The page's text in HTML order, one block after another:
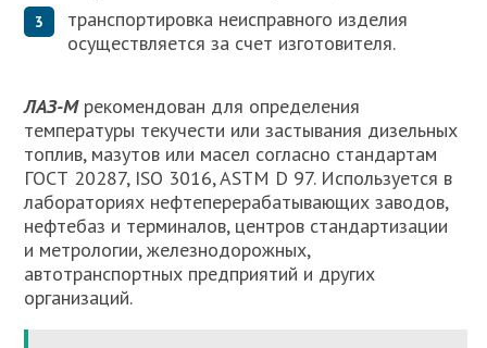
транспортировка неисправного изделия
осуществляется за счет изготовителя.
ЛАЗ-Мрекомендован для определения
температуры текучести или застывания дизельных
топлив, мазутов или масел согласно стандартам
ГОСТ 20287, ISO 3016, ASTM D 97. Используется в
лабораториях нефтеперерабатывающих заводов,
нефтебаз и терминалов, центров стандартизации
и метрологии, железнодорожных,
автотранспортных предприятий и других
организаций.